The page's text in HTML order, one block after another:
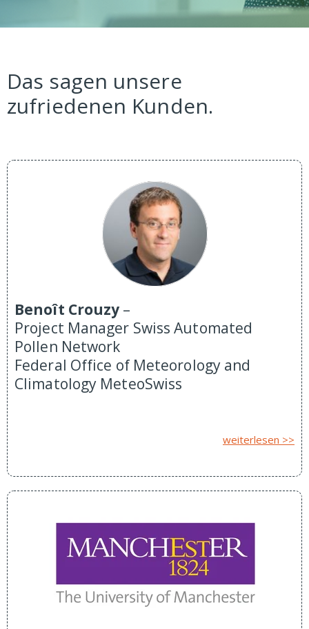
Das sagen unsere
zufriedenen Kunden.
Benoît Crouzy –
Project Manager Swiss Automated
Pollen Network
Federal Office of Meteorology and
Climatology MeteoSwiss
weiterlesen >>